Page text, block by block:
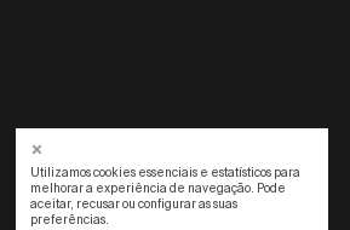
Utilizamos cookies essenciais e estatísticos para
melhorar a experiência de navegação. Pode
aceitar, recusar ou configurar as suas
preferências.